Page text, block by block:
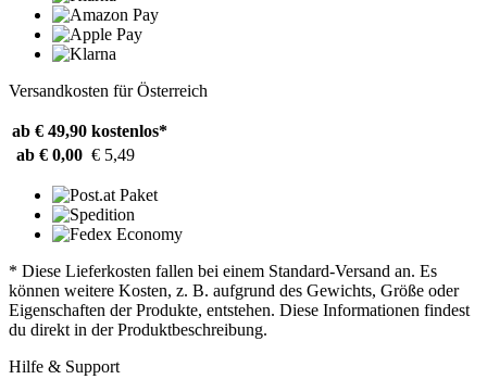
Versandkosten für Österreich
ab € 49,90 kostenlos*
ab € 0,00 € 5,49
* Diese Lieferkosten fallen bei einem Standard-Versand an. Es
können weitere Kosten, z. B. aufgrund des Gewichts, Größe oder
Eigenschaften der Produkte, entstehen. Diese Informationen findest
du direkt in der Produktbeschreibung.
Hilfe & Support